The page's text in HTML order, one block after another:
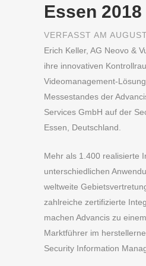
Essen 2018
VERFASST AM
Erich Keller, AG Neovo &
ihre innovativen
Videomanagement-
Messestandes der
Services GmbH auf der
Essen, Deutschland.
Mehr als 1.400 realisierte
unterschiedlichen
weltweite
zahlreiche zertifizierte
machen Advancis zu
Marktführer im
Security Information